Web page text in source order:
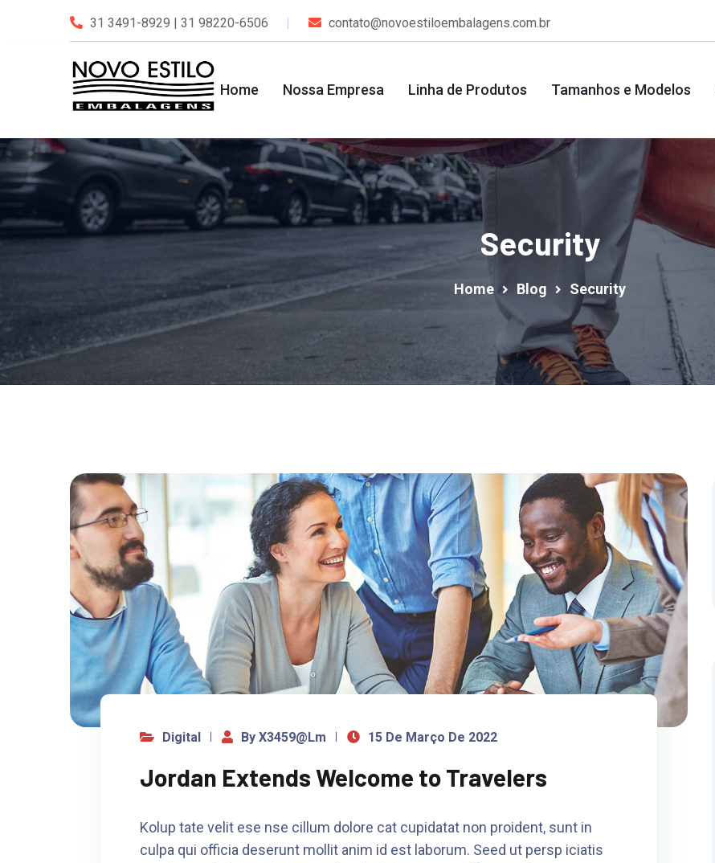
31 3491-8929 | 31 98220-6506 contato@novoestiloembalagens.com.br
Home Nossa Empresa Linha de Produtos Tamanhos e Modelos
Security
Home Blog Security
Digital By X3459@lm 15 De Março De 2022
Jordan Extends Welcome to Travelers
Kolup tate velit ese nse cillum dolore cat cupidatat non proident, sunt in
culpa qui officia deserunt mollit anim id est laborum. Seed ut persp iciatis